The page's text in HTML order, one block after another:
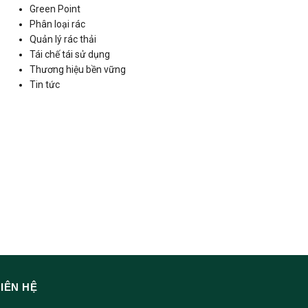
Green Point
Phân loại rác
Quản lý rác thải
Tái chế tái sử dụng
Thương hiệu bền vững
Tin tức
HỆ